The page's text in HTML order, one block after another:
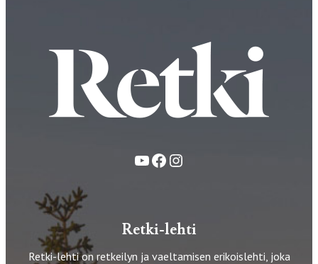
YouTube
FacebookInstagram
Retki-lehti
Retki-lehti on retkeilyn ja vaeltamisen erikoislehti, joka